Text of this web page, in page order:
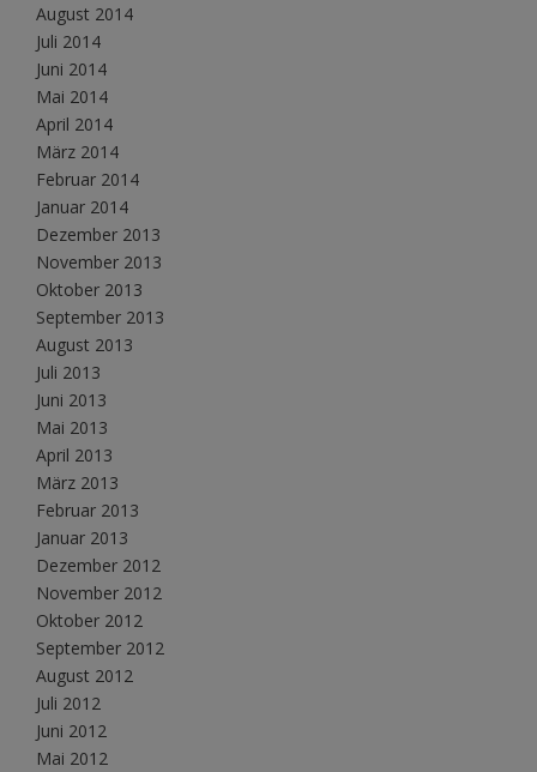
August 2014
Juli 2014
Juni 2014
Mai 2014
April 2014
März 2014
Februar 2014
Januar 2014
Dezember 2013
November 2013
Oktober 2013
September 2013
August 2013
Juli 2013
Juni 2013
Mai 2013
April 2013
März 2013
Februar 2013
Januar 2013
Dezember 2012
November 2012
Oktober 2012
September 2012
August 2012
Juli 2012
Juni 2012
Mai 2012